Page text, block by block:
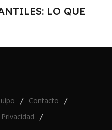
LO QUE
/ Contacto /
/